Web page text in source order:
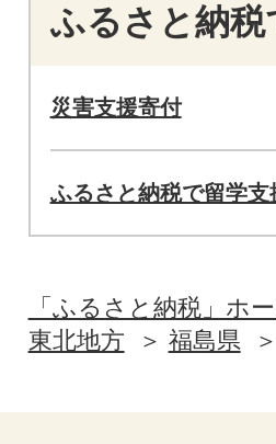
ふるさと納税
災害支援寄付
ふるさと納税で留学支
「ふるさと納税」ホ
東北地方
福島県